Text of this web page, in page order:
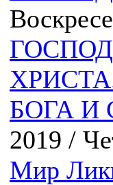
БОГА И
2019 /
Мир